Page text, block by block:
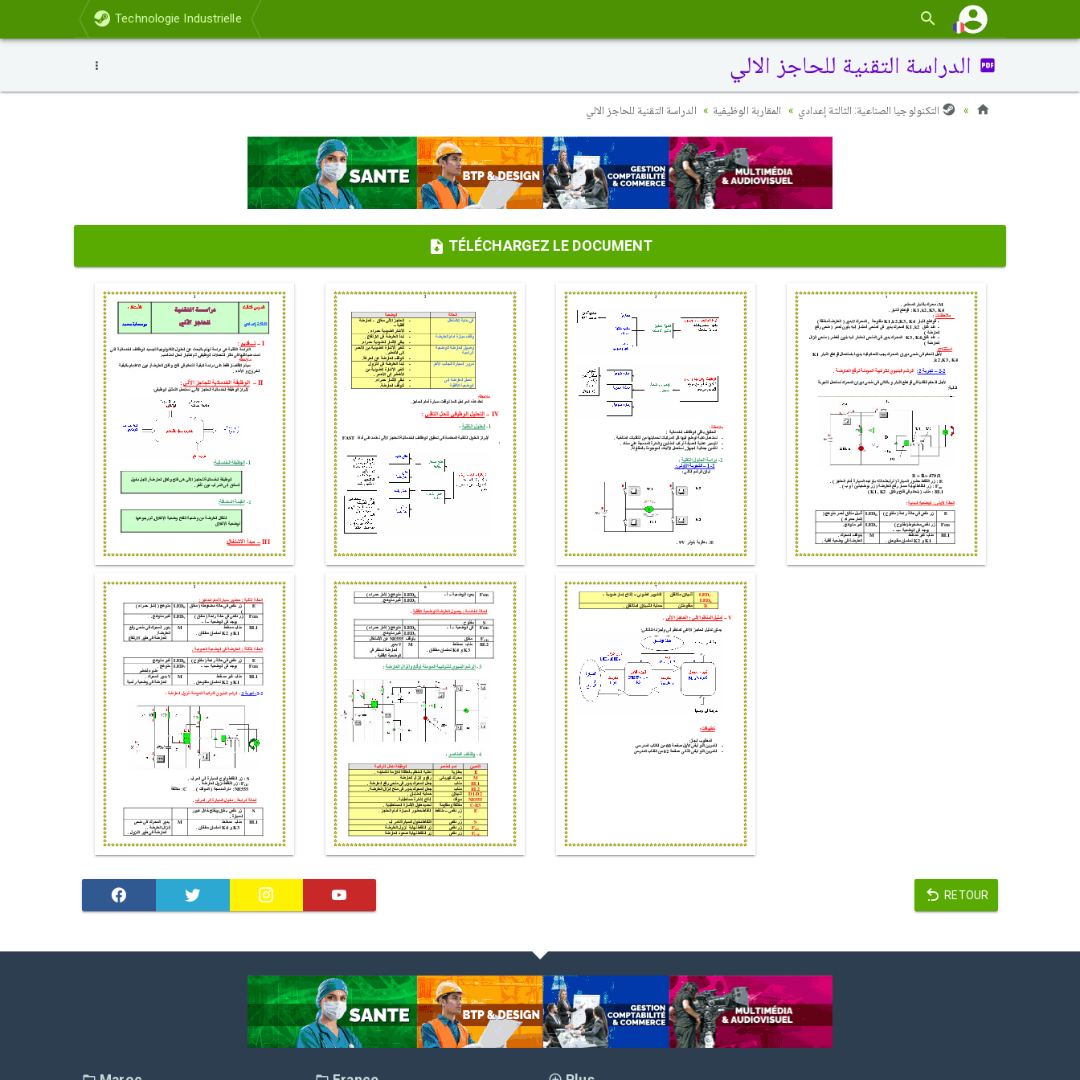
Technologie Industrielle
الدراسة التقنية للحاجز الالي
التكنولوجيا الصناعية: الثالثة إعدادي المقاربة الوظيفية الدراسة التقنية للحاجز الالي
TÉLÉCHARGEZ LE DOCUMENT
RETOUR